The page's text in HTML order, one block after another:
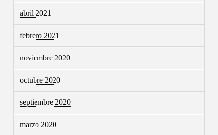
abril 2021
febrero 2021
noviembre 2020
octubre 2020
septiembre 2020
marzo 2020